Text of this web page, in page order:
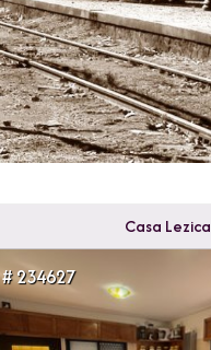
Casa Lezica
# 234627